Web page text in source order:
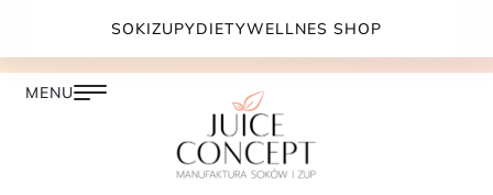
DARMOWA DOSTAWA PRZY ZAMÓWIENIU JUŻ OD
SOKIZUPYDIETYWELLNES SHOP